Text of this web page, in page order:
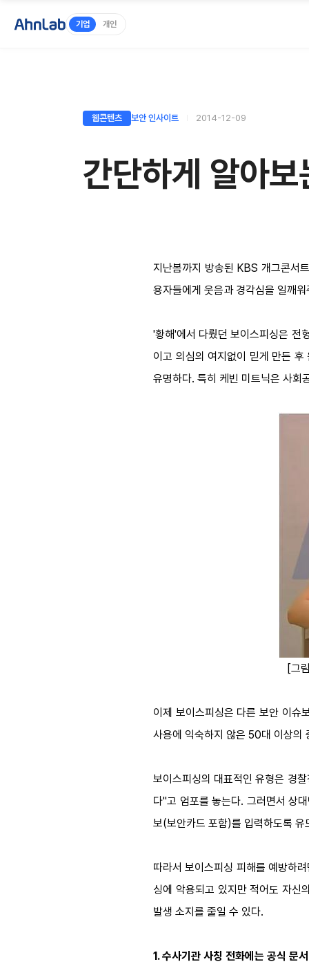
기업 개인
웹콘텐츠 보안 인사이트 2014-12-09
간단하게 알아
지난봄까지 방송된 KBS 개그콘서
용자들에게 웃음과 경각심을 일깨
'황해'에서 다뤘던 보이스피싱은 전
이고 의심의 여지없이 믿게 만든
유명하다. 특히 케빈 미트닉은 사회
[그
이제 보이스피싱은 다른 보안 이슈
사용에 익숙하지 않은 50대 이상의
보이스피싱의 대표적인 유형은 경
다"고 엄포를 놓는다. 그러면서 상
보(보안카드 포함)를 입력하도록
따라서 보이스피싱 피해를 예방하
싱에 악용되고 있지만 적어도 자신
발생 소지를 줄일 수 있다.
1. 수사기관 사칭 전화에는 공식 문